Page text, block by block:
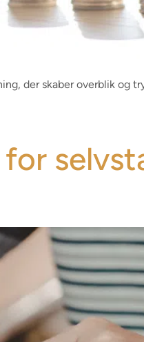
der skaber overblik og